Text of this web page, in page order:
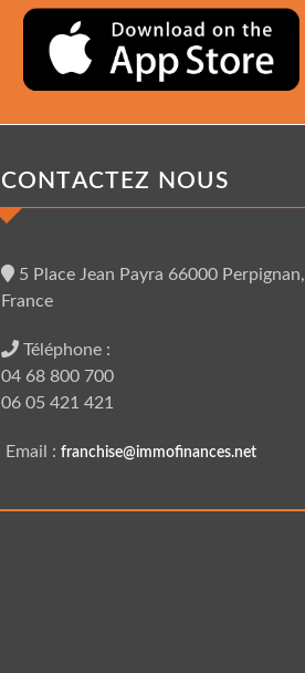
CONTACTEZ NOUS
5 Place Jean Payra 66000 Perpignan,
France
Téléphone :
04 68 800 700
06 05 421 421
Email : franchise@immofinances.net